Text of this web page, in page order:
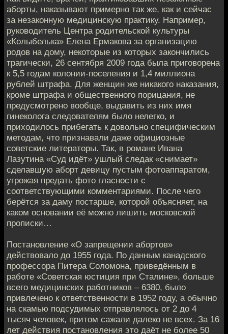
аборты, наказывают примерно так же, как и сейчас
за незаконную медицинскую практику. Например,
руководитель Центра родительской культуры
«Колыбелька» Елена Ермакова за организацию
родов на дому, некоторые из которых закончились
трагически, 26 сентября 2009 года была приговорена
к 5,5 годам колонии-поселения и 1,4 миллиона
рублей штрафа. Для женщин же никакого наказания,
кроме штрафа и общественного порицания, не
предусмотрено вообще, выдавить из них имя
гинеколога следователям было нелегко, и
приходилось прибегать к довольно специфическим
методам, что признавали даже официозные
советские литераторы. Так, в романе Ивана
Лазутина «Суд идёт» ушлый следак «снимает»
сделавшую аборт девицу пустым фотоаппаратом,
угрожая предать фото гласности с
соответствующими комментариями. После чего
берётся за даму постарше, которой объясняет, на
каком основании её можно лишить московской
прописки…
Постановление «О запрещении абортов»
действовало до 1955 года. По данным канадского
профессора Питера Соломона, приведённым в
работе «Советская юстиция при Сталине», больше
всего медицинских работников – 6380, было
привлечено к ответственности в 1952 году, а обычно
на скамью подсудимых отправлялось от 2 до 4
тысяч человек, притом сажали далеко не всех. За 16
лет действия постановления это даёт не более 50